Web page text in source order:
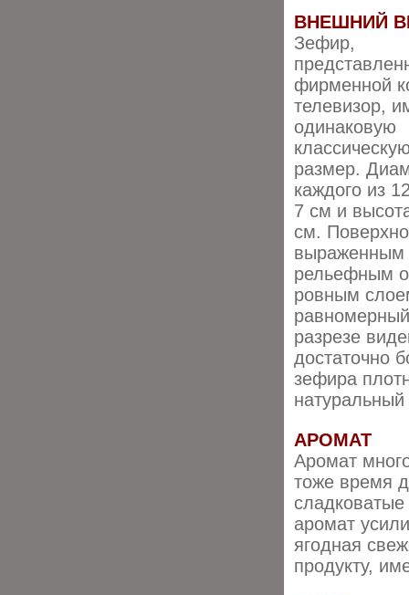
ВНЕШНИЙ
Зефир,
фирменной
телевизор,
одинаковую
размер.
каждого из
7 см и
см.
выраженным
рельефным
ровным
разрезе
достаточно
зефира
натуральный
АРОМАТ
Аромат
тоже время
аромат
ягодная
продукту,